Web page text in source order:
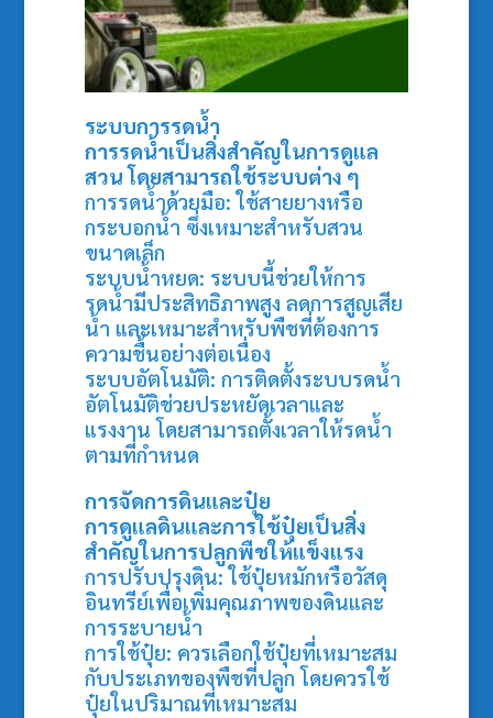
ระบบการรดน้ำ
การรดน้ำเป็นสิ่งสำคัญในการดูแล
สวน โดยสามารถใช้ระบบต่าง ๆ
การรดน้ำด้วยมือ: ใช้สายยางหรือ
กระบอกน้ำ ซึ่งเหมาะสำหรับสวน
ขนาดเล็ก
ระบบน้ำหยด: ระบบนี้ช่วยให้การ
รดน้ำมีประสิทธิภาพสูง ลดการสูญเสีย
น้ำ และเหมาะสำหรับพืชที่ต้องการ
ความชื้นอย่างต่อเนื่อง
ระบบอัตโนมัติ: การติดตั้งระบบรดน้ำ
อัตโนมัติช่วยประหยัดเวลาและ
แรงงาน โดยสามารถตั้งเวลาให้รดน้ำ
ตามที่กำหนด
การจัดการดินและปุ๋ย
การดูแลดินและการใช้ปุ๋ยเป็นสิ่ง
สำคัญในการปลูกพืชให้แข็งแรง
การปรับปรุงดิน: ใช้ปุ๋ยหมักหรือวัสดุ
อินทรีย์เพื่อเพิ่มคุณภาพของดินและ
การระบายน้ำ
การใช้ปุ๋ย: ควรเลือกใช้ปุ๋ยที่เหมาะสม
กับประเภทของพืชที่ปลูก โดยควรใช้
ปุ๋ยในปริมาณที่เหมาะสม